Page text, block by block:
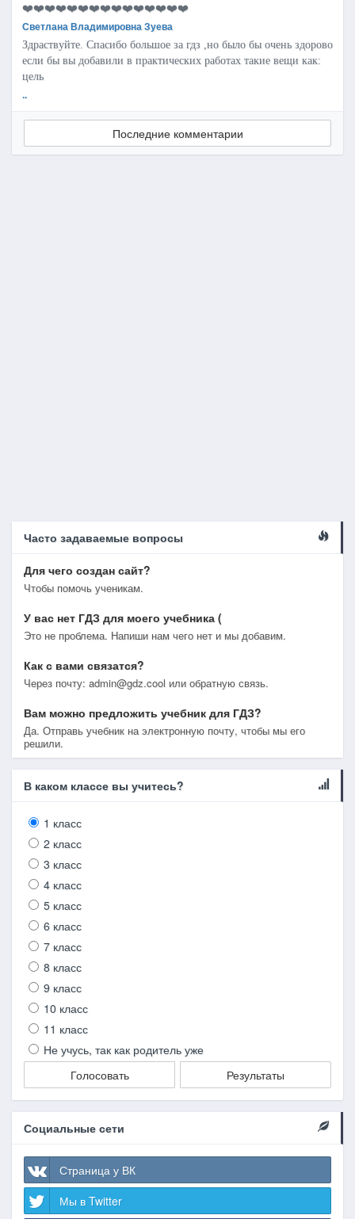
❤️❤️❤️❤️❤️❤️❤️❤️❤️❤️❤️❤️❤️❤️❤️
Светлана Владимировна Зуева
Здраствуйте. Спасибо большое за гдз ,но было бы очень здорово
если бы вы добавили в практических работах такие вещи как:
цель
..
Последние комментарии
Часто задаваемые вопросы
Для чего создан сайт?
Чтобы помочь ученикам.
У вас нет ГДЗ для моего учебника (
Это не проблема. Напиши нам чего нет и мы добавим.
Как с вами связатся?
Через почту: admin@gdz.cool или обратную связь.
Вам можно предложить учебник для ГДЗ?
Да. Отправь учебник на электронную почту, чтобы мы его
решили.
В каком классе вы учитесь?
1 класс
2 класс
3 класс
4 класс
5 класс
6 класс
7 класс
8 класс
9 класс
10 класс
11 класс
Не учусь, так как родитель уже
Голосовать
Результаты
Социальные сети
Страница у ВК
Мы в Twitter